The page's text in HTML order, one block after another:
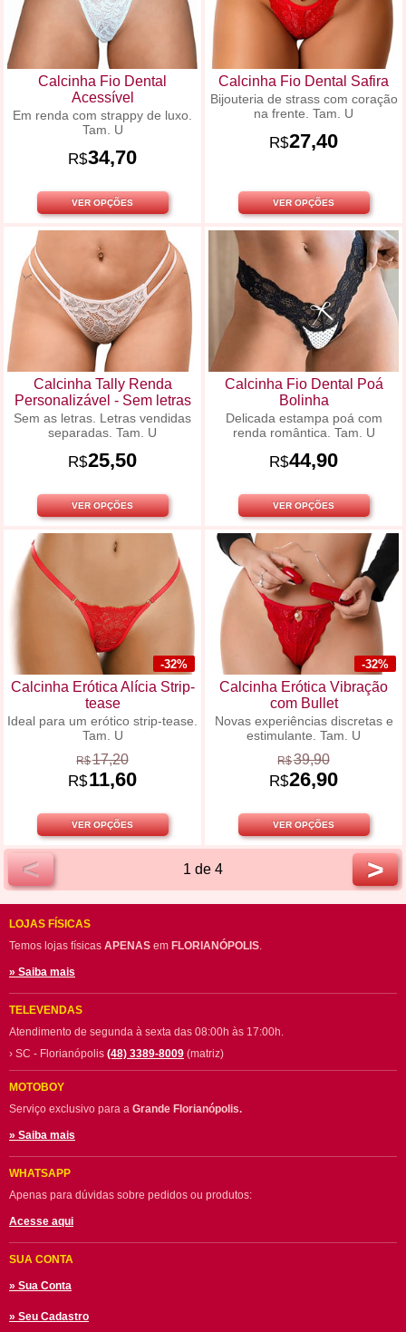
Calcinha Fio Dental
Acessível
Em renda com strappy de luxo.
Tam. U
R$34,70
VER OPÇÕES
Calcinha Fio Dental Safira
Bijouteria de strass com coração
na frente. Tam. U
R$27,40
VER OPÇÕES
Calcinha Tally Renda
Personalizável - Sem letras
Sem as letras. Letras vendidas
separadas. Tam. U
R$25,50
VER OPÇÕES
Calcinha Fio Dental Poá
Bolinha
Delicada estampa poá com
renda romântica. Tam. U
R$44,90
VER OPÇÕES
-32%
Calcinha Erótica Alícia Strip-
tease
Ideal para um erótico strip-tease.
Tam. U
R$17,20
R$11,60
VER OPÇÕES
-32%
Calcinha Erótica Vibração
com Bullet
Novas experiências discretas e
estimulante. Tam. U
R$39,90
R$26,90
VER OPÇÕES
< 1 de 4 >
LOJAS FÍSICAS
Temos lojas físicas APENAS em FLORIANÓPOLIS
» Saiba mais
TELEVENDAS
Atendimento de segunda à sexta das 08:00h às 17:00h.
› SC - Florianópolis (48) 3389-8009 (matriz)
MOTOBOY
Serviço exclusivo para a Grande Florianópolis.
» Saiba mais
WHATSAPP
Apenas para dúvidas sobre pedidos ou produtos:
Acesse aqui
SUA CONTA
» Sua Conta
» Seu Cadastro